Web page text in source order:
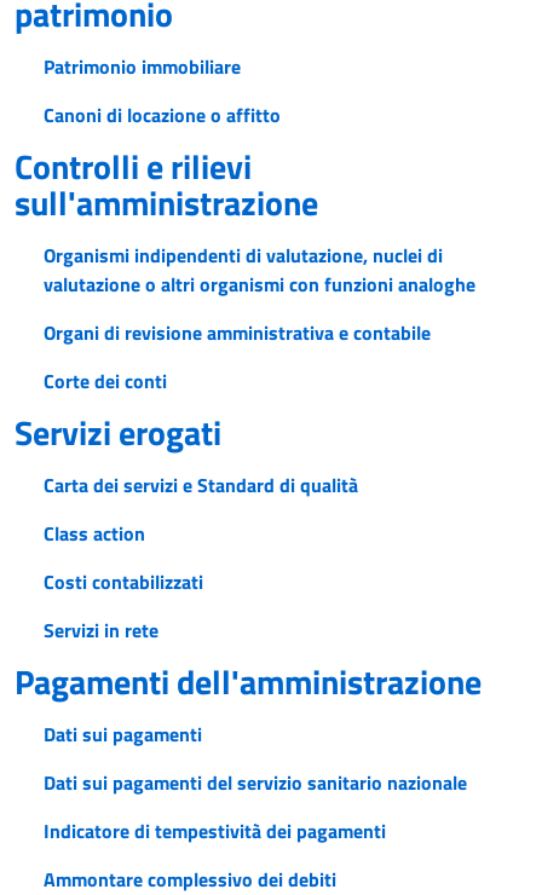
patrimonio
Patrimonio immobiliare
Canoni di locazione o affitto
Controlli e rilievi
sull'amministrazione
Organismi indipendenti di valutazione, nuclei di
valutazione o altri organismi con funzioni analoghe
Organi di revisione amministrativa e contabile
Corte dei conti
Servizi erogati
Carta dei servizi e Standard di qualità
Class action
Costi contabilizzati
Servizi in rete
Pagamenti dell'amministrazione
Dati sui pagamenti
Dati sui pagamenti del servizio sanitario nazionale
Indicatore di tempestività dei pagamenti
Ammontare complessivo dei debiti